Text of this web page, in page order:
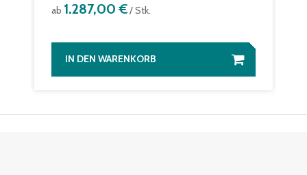
ab 1.287,00 €/ Stk.
IN DEN WARENKORB